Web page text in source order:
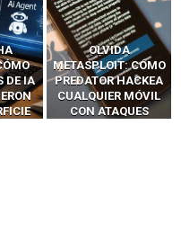
CÓMO LOS HACKERS
INTERCEPTAN OTPS
Y LLAMADAS
MÓVILES SIN
‘HACKEAR’ — EL